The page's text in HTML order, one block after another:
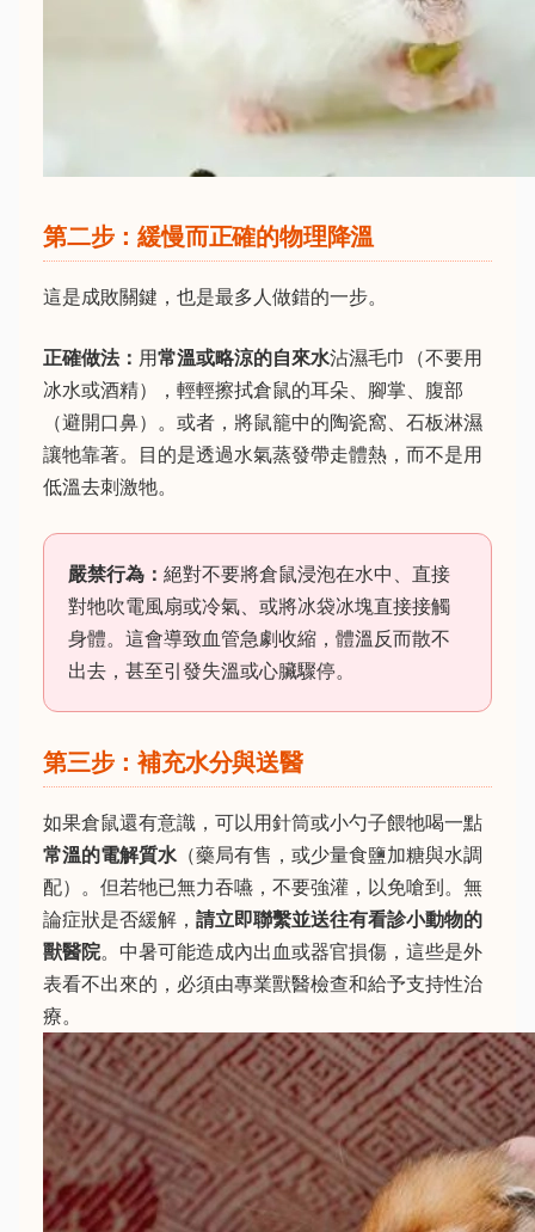
第二步：緩慢而正確的物理降溫
這是成敗關鍵，也是最多人做錯的一步。
正確做法： 用常溫或略涼的自來水沾濕毛巾（不要用
冰水或酒精），輕輕擦拭倉鼠的耳朵、腳掌、腹部
（避開口鼻）。或者，將鼠籠中的陶瓷窩、石板淋濕
讓牠靠著。目的是透過水氣蒸發帶走體熱，而不是用
低溫去刺激牠。
嚴禁行為： 絕對不要將倉鼠浸泡在水中、直接
對牠吹電風扇或冷氣、或將冰袋冰塊直接接觸
身體。這會導致血管急劇收縮，體溫反而散不
出去，甚至引發失溫或心臟驟停。
第三步：補充水分與送醫
如果倉鼠還有意識，可以用針筒或小勺子餵牠喝一點
常溫的電解質水 （藥局有售，或少量食鹽加糖與水調
配）。但若牠已無力吞嚥，不要強灌，以免嗆到。無
論症狀是否緩解， 請立即聯繫並送往有看診小動物的
獸醫院。中暑可能造成內出血或器官損傷，這些是外
表看不出來的，必須由專業獸醫檢查和給予支持性治
療。